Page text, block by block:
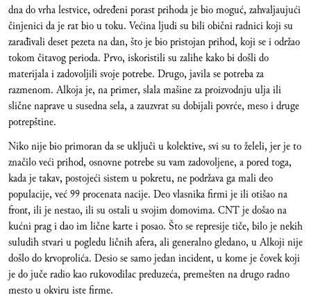
dna do vrha lestvice, određeni porast prihoda je bio moguć, zahvaljaujući
činjenici da je rat bio u toku. Većina ljudi su bili obični radnici koji su
zarađivali deset pezeta na dan, što je bio pristojan prihod, koji se i održao
tokom čitavog perioda. Prvo, iskoristili su zalihe kako bi došli do
materijala i zadovoljili svoje potrebe. Drugo, javila se potreba za
razmenom. Alkoja je, na primer, slala mašine za proizvodnju ulja ili
slične naprave u susedna sela, a zauzvrat su dobijali povrće, meso i druge
potrepštine.
Niko nije bio primoran da se uključi u kolektive, svi su to želeli, jer je to
značilo veći prihod, osnovne potrebe su vam zadovoljene, a pored toga,
kada je takav, postojeći sistem u pokretu, ne podržava ga mali deo
populacije, već 99 procenata nacije. Deo vlasnika firmi je ili otišao na
front, ili je nestao, ili su ostali u svojim domovima. CNT je došao na
kućni prag i dao im lične karte i posao. Što se represije tiče, bilo je nekih
suludih stvari u pogledu ličnih afera, ali generalno gledano, u Alkoji nije
došlo do krvoprolića. Desio se samo jedan incident, u kome je čovek koji
je do juče radio kao rukovodilac preduzeća, premešten na drugo radno
mesto u okviru iste firme.